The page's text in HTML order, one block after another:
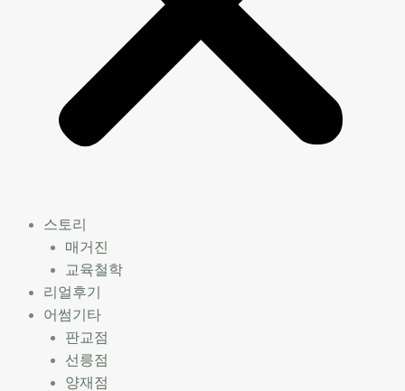
스토리
매거진
교육철학
리얼후기
어썸기타
판교점
선릉점
양재점